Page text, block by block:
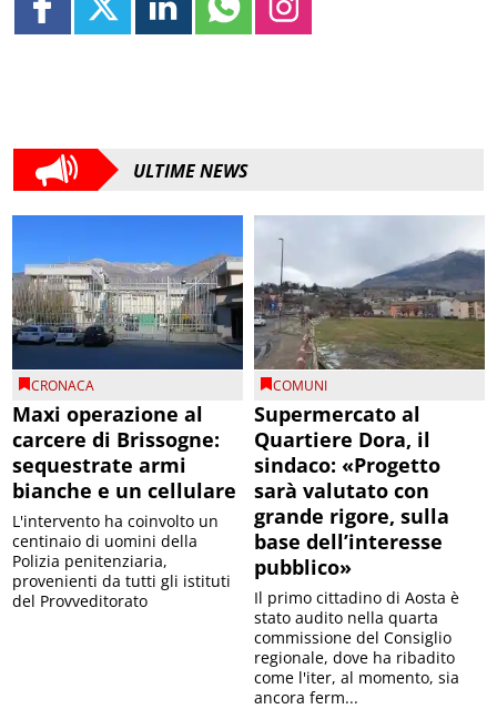
ULTIME NEWS
CRONACA
Maxi operazione al
carcere di Brissogne:
sequestrate armi
bianche e un cellulare
L'intervento ha coinvolto un
centinaio di uomini della
Polizia penitenziaria,
provenienti da tutti gli istituti
del Provveditorato
COMUNI
Supermercato al
Quartiere Dora, il
sindaco: «Progetto
sarà valutato con
grande rigore, sulla
base dell’interesse
pubblico»
Il primo cittadino di Aosta è
stato audito nella quarta
commissione del Consiglio
regionale, dove ha ribadito
come l'iter, al momento, sia
ancora ferm...